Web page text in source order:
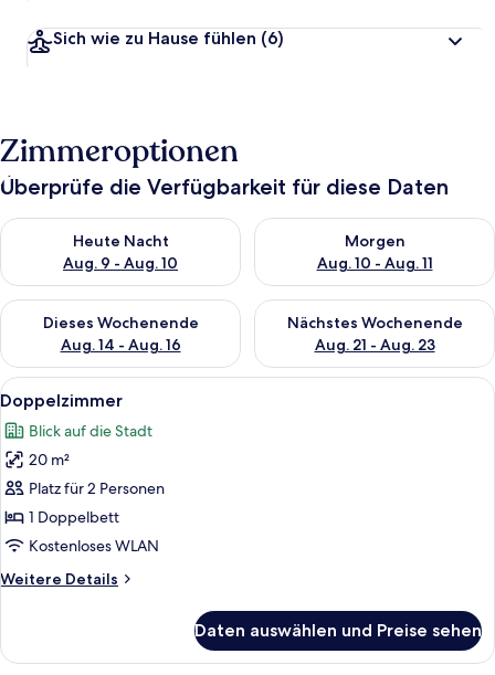
Sich wie zu Hause fühlen (6)
Zimmeroptionen
Überprüfe die Verfügbarkeit für diese Daten
Heute Nacht
Aug. 9 - Aug. 10
Überprüfe die Verfügbarkeit für heute Nacht, Aug. 9 - Aug.
Morgen
Aug. 10 - Aug. 11
Überprüfe die Verfügbarkeit
Dieses Wochenende
Aug. 14 - Aug. 16
Überprüfe die Verfügbarkeit für dieses Wochenende, Aug. 14
Nächstes Wochenende
Aug. 21 - Aug. 23
Überprüfe die Verfügbarkeit
Alle
Fotos
für
Doppelzimmer
anzeigen
Ein Hotelzimmer mit einem
6
Doppelzimmer
Blick auf die Stadt
20 m²
Platz für 2 Personen
1 Doppelbett
Kostenloses WLAN
Weitere Details
Weitere
Daten auswählen und Preise sehen